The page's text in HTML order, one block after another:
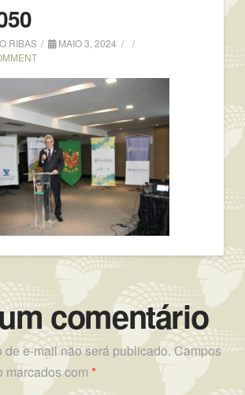
RIBAS
MAIO 3, 2024
comentário
de e-mail não será publicado. Campos
marcados com *